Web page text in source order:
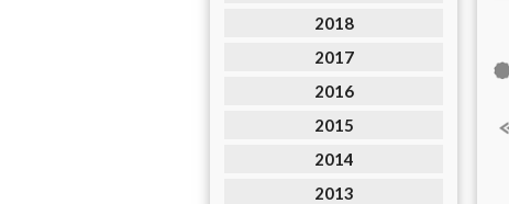
2018
2017
2016
2015
2014
2013